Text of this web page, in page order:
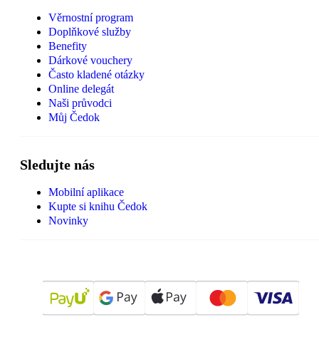
Věrnostní program
Doplňkové služby
Benefity
Dárkové vouchery
Často kladené otázky
Online delegát
Naši průvodci
Můj Čedok
Sledujte nás
Mobilní aplikace
Kupte si knihu Čedok
Novinky